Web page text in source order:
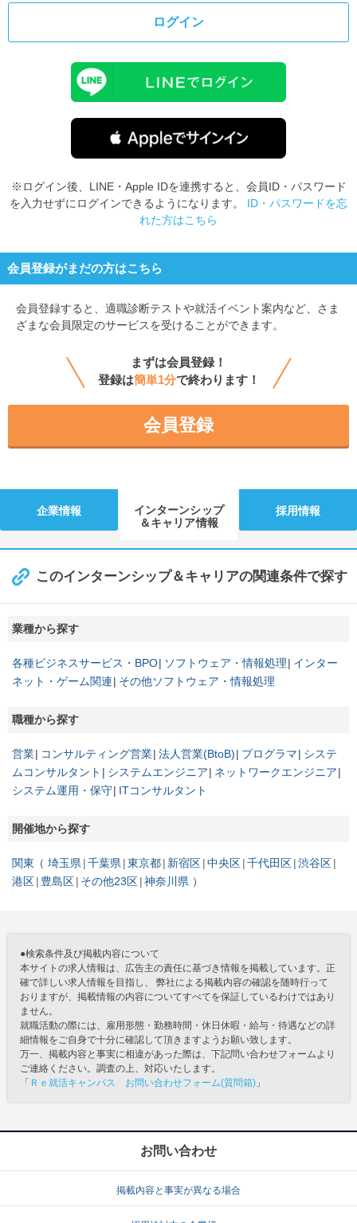
ログイン
※ログイン後、LINE・Apple IDを連携すると、会員ID・パスワード
を入力せずにログインできるようになります。 ID・パスワードを忘
れた方はこちら
会員登録がまだの方はこちら
会員登録すると、 適職診断テストや就活イベント案内など、さま
ざまな会員限定のサービスを受けることができます。
まずは会員登録！
登録は簡単1分で終わります！
会員登録
企業情報
インターンシップ
＆キャリア情報
採用情報
このインターンシップ＆キャリアの関連条件で探す
業種から探す
各種ビジネスサービス・BPO ソフトウェア・情報処理
インター
ネット・ゲーム関連
その他ソフトウェア・情報処理
職種から探す
営業 コンサルティング営業 法人営業(BtoB) プログラマ
システ
ムコンサルタント
システムエンジニア
ネットワークエンジニア
システム運用・保守 ITコンサルタント
開催地から探す
関東 埼玉県 千葉県 東京都 新宿区 中央区 千代田区 渋谷区
港区 豊島区 その他23区 神奈川県
●検索条件及び掲載内容について
本サイトの求人情報は、広告主の責任に基づき情報を掲載しています。正
確で詳しい求人情報を目指し、 弊社による掲載内容の確認を随時行って
おりますが、掲載情報の内容についてすべてを保証しているわけではあり
ません。
就職活動の際には、雇用形態・勤務時間・休日休暇・給与・待遇などの詳
細情報をご自身で十分に確認して頂きますようお願い致します。
万一、掲載内容と事実に相違があった際は、下記問い合わせフォームより
ご連絡ください。調査の上、対応いたします。
「 Ｒｅ就活キャンパス お問い合わせフォーム(質問箱) 」
お問い合わせ
掲載内容と事実が異なる場合